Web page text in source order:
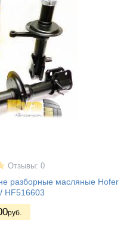
Отзывы: 0
разборные масляные Hofer
HF516603
руб.